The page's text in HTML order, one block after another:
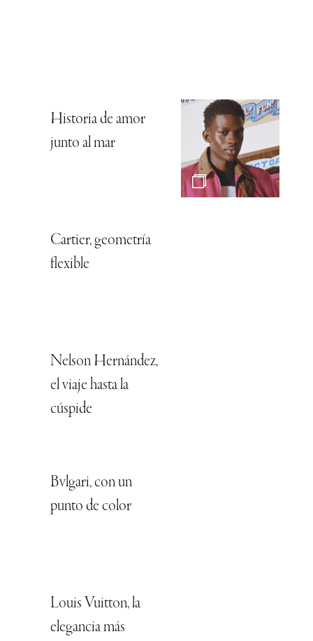
Historia de amor
junto al mar
Cartier, geometría
flexible
Nelson Hernández,
el viaje hasta la
cúspide
Bvlgari, con un
punto de color
Louis Vuitton, la
elegancia más